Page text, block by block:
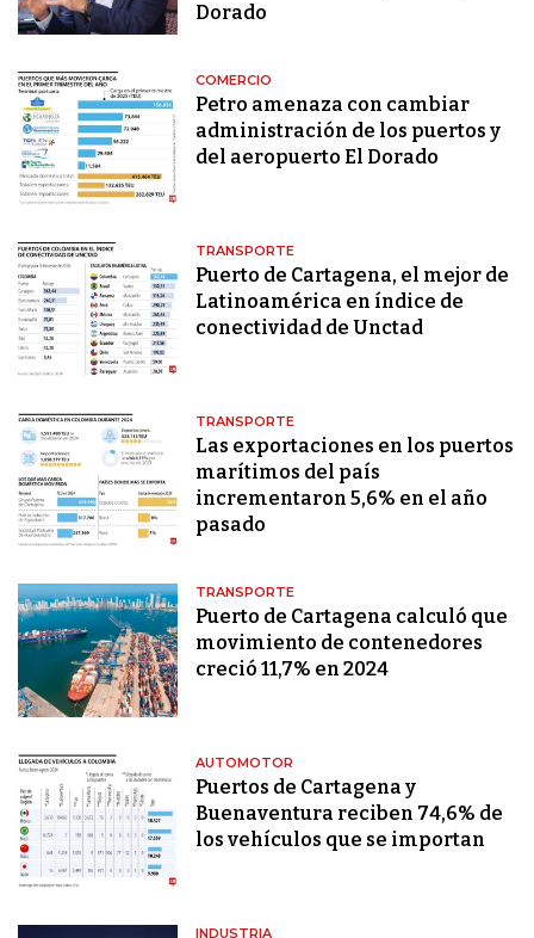
Dorado
COMERCIO
Petro amenaza con cambiar
administración de los puertos y
del aeropuerto El Dorado
TRANSPORTE
Puerto de Cartagena, el mejor de
Latinoamérica en índice de
conectividad de Unctad
TRANSPORTE
Las exportaciones en los puertos
marítimos del país
incrementaron 5,6% en el año
pasado
TRANSPORTE
Puerto de Cartagena calculó que
movimiento de contenedores
creció 11,7% en 2024
AUTOMOTOR
Puertos de Cartagena y
Buenaventura reciben 74,6% de
los vehículos que se importan
INDUSTRIA